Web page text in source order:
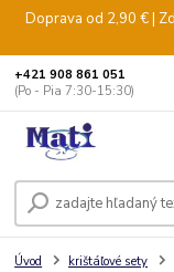
Doprava od 2,90 € |
+421 908 861 051
(Po - Pia 7:30-15:30)
Úvod krištáľové sety